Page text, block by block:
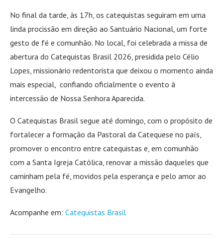
No final da tarde, às 17h, os catequistas seguiram em uma
linda procissão em direção ao Santuário Nacional, um forte
gesto de fé e comunhão. No local, foi celebrada a missa de
abertura do Catequistas Brasil 2026, presidida pelo Célio
Lopes, missionário redentorista que deixou o momento ainda
mais especial, confiando oficialmente o evento à
intercessão de Nossa Senhora Aparecida.
O Catequistas Brasil segue até domingo, com o propósito de
fortalecer a formação da Pastoral da Catequese no país,
promover o encontro entre catequistas e, em comunhão
com a Santa Igreja Católica, renovar a missão daqueles que
caminham pela fé, movidos pela esperança e pelo amor ao
Evangelho.
Acompanhe em: Catequistas Brasil